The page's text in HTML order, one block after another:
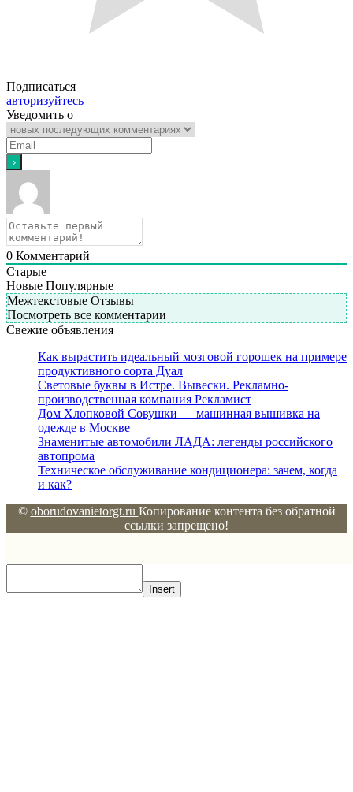
Подписаться
авторизуйтесь
Уведомить о
0 Комментарий
Старые
Новые Популярные
Межтекстовые Отзывы
Посмотреть все комментарии
Свежие объявления
Как вырастить идеальный мозговой горошек на примере
продуктивного сорта Дуал
Световые буквы в Истре. Вывески. Рекламно-
производственная компания Рекламист
Дом Хлопковой Совушки — машинная вышивка на
одежде в Москве
Знаменитые автомобили ЛАДА: легенды российского
автопрома
Техническое обслуживание кондиционера: зачем, когда
и как?
© oborudovanietorgt.ru Копирование контента без обратной
ссылки запрещено!
Insert